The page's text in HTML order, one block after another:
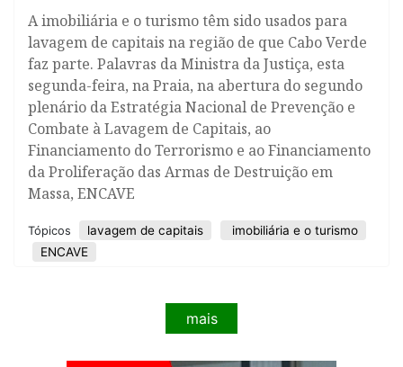
A imobiliária e o turismo têm sido usados para
lavagem de capitais na região de que Cabo Verde
faz parte. Palavras da Ministra da Justiça, esta
segunda-feira, na Praia, na abertura do segundo
plenário da Estratégia Nacional de Prevenção e
Combate à Lavagem de Capitais, ao
Financiamento do Terrorismo e ao Financiamento
da Proliferação das Armas de Destruição em
Massa, ENCAVE
Tópicos lavagem de capitais
imobiliária e o turismo
ENCAVE
mais